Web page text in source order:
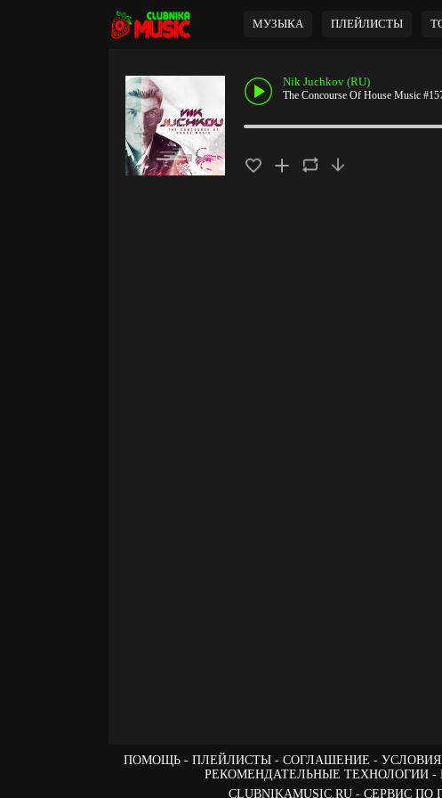
МУЗЫКА ПЛЕЙЛИСТЫ
Nik Juchkov (RU)
The Concourse Of House Music
ПОМОЩЬ ПЛЕЙЛИСТЫ СОГЛАШЕНИЕ
РЕКОМЕНДАТЕЛЬНЫЕ ТЕХНОЛОГИИ
CLUBNIKAMUSIC.RU -